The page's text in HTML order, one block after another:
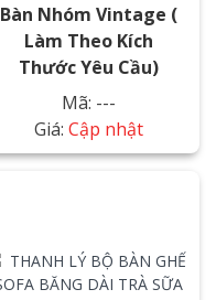
Bàn Nhóm Vintage (
Làm Theo Kích
Thước Yêu Cầu)
Mã: ---
Giá: Cập nhật